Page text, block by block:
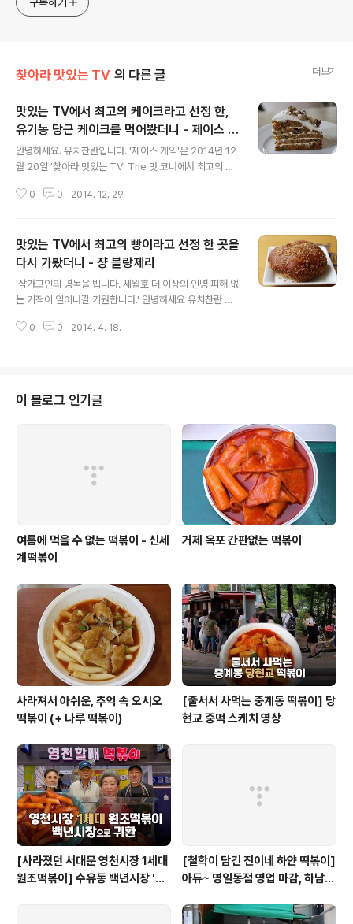
찾아라 맛있는 TV 의 다른 글 더보기
맛있는 TV에서 최고의 케이크라고 선정 한,
유기농 당근 케이크를 먹어봤더니 - 제이스 케
익
안녕하세요. 유치찬란입니다. '제이스 케익'은 2014년 12
월 20일 '찾아라 맛있는 TV' The 맛 코너에서 최고의 케
에 있어서 본방은 보지 못했지만, 인터넷을 통해 보고. 그
0 0 2014. 12. 29.
맛있는 TV에서 최고의 빵이라고 선정 한 곳을
다시 가봤더니 - 쟝 블랑제리
'삼가고인의 명목을 빕니다. 세월호 더 이상의 인명 피해 없
는 기적이 일어나길 기원합니다.' 안녕하세요 유치찬란 입
e 맛' 이라는 코너를 통해 수도권의 유명한 동네 빵 집 중
0 0 2014. 4. 18.
이 블로그 인기글
여름에 먹을 수 없는 떡볶이 - 신세
계떡볶이
거제 옥포 간판없는 떡볶이
사라져서 아쉬운, 추억 속 오시오
떡볶이 (+ 나루 떡볶이)
[줄서서 사먹는 중계동 떡볶이] 당
현교 중떡 스케치 영상
[사라졌던 서대문 영천시장 1세대
원조떡볶이] 수유동 백년시장 '영
[철학이 담긴 진이네 하얀 떡볶이]
아듀~ 명일동점 영업 마감, 하남